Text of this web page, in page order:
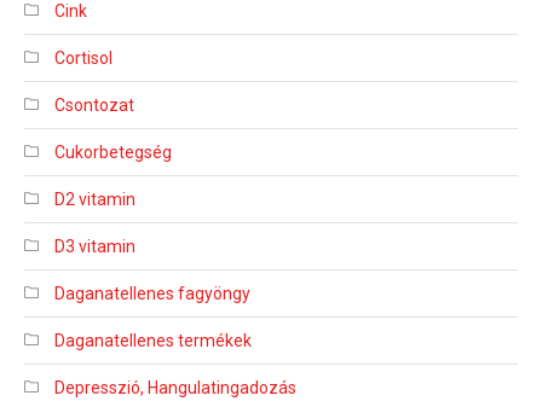
Cink
Cortisol
Csontozat
Cukorbetegség
D2 vitamin
D3 vitamin
Daganatellenes fagyöngy
Daganatellenes termékek
Depresszió, Hangulatingadozás